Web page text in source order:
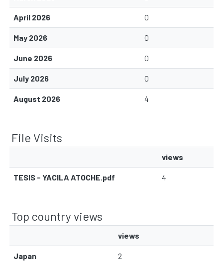
April 2026 0
May 2026 0
June 2026 0
July 2026 0
August 2026 4
File Visits
views
TESIS - YACILA ATOCHE.pdf 4
Top country views
views
Japan 2